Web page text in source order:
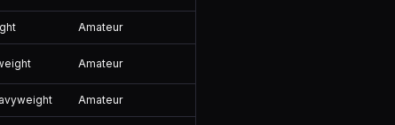
Amateur
Amateur
Amateur